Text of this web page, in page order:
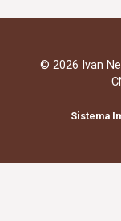
© 2026 Ivan
Sistema